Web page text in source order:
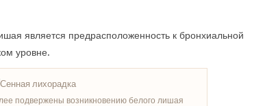
является предрасположенность к бронхиальной
уровне.
подвержены возникновению белого лишая